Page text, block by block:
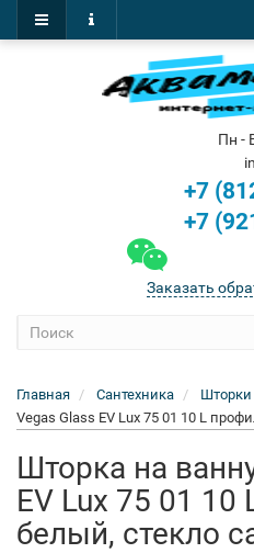
Пн -
+7
+7
Заказать
Главная Сантехника Шторки
Vegas Glass EV Lux 75 01 10 L
Шторка на
EV Lux 75 01 10
белый, стекло